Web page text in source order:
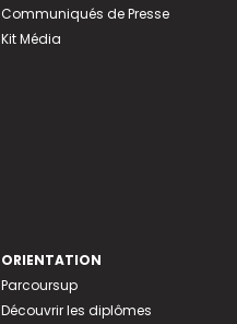
Communiqués de Presse
Kit Média
ORIENTATION
Parcoursup
Découvrir les diplômes